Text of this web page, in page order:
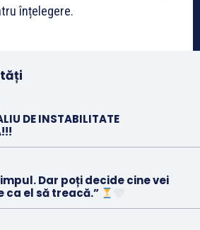
înțelegere.
DE INSTABILITATE
Dar poți decide cine vei
ca el să treacă.”